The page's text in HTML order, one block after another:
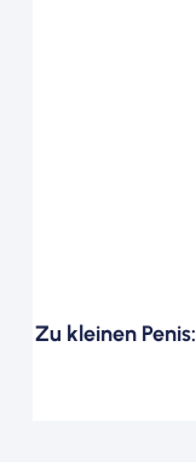
Zu kleinen